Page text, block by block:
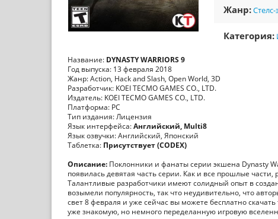
Жанр:
Категория:
Название: DYNASTY WARRIORS 9
Год выпуска: 13 февраля 2018
Жанр: Action, Hack and Slash, Open World, 3D
Разработчик: KOEI TECMO GAMES CO., LTD.
Издатель: KOEI TECMO GAMES CO., LTD.
Платформа: PC
Тип издания: Лицензия
Язык интерфейса:Английский, Multi8
Язык озвучки: Английский, Японский
Таблетка: Присутствует (CODEX)
Описание: Поклонники и фанаты серии экшена Dynasty
появилась девятая часть серии. Как и все прошлые
Талантливые разработчики имеют солидный опыт в
возымели популярность, так что неудивительно, что
свет 8 февраля и уже сейчас вы можете бесплатно
уже знакомую, но немного переделанную игровую